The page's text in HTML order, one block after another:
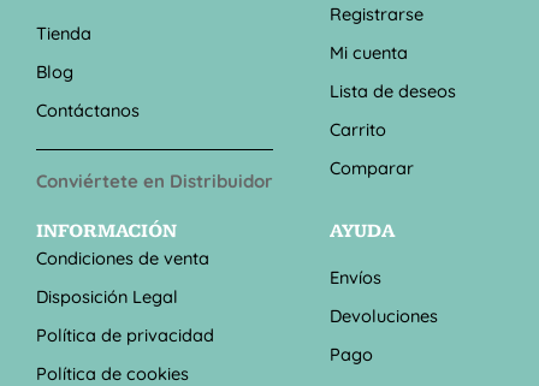
Tienda
Blog
Contáctanos
Conviértete en Distribuidor
Registrarse
Mi cuenta
Lista de deseos
Carrito
Comparar
INFORMACIÓN
Condiciones de venta
Disposición Legal
Política de privacidad
Política de cookies
AYUDA
Envíos
Devoluciones
Pago